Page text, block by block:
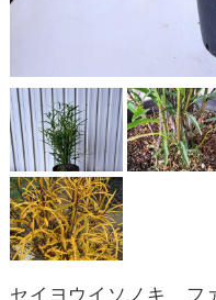
セイヨウイソノキ フ